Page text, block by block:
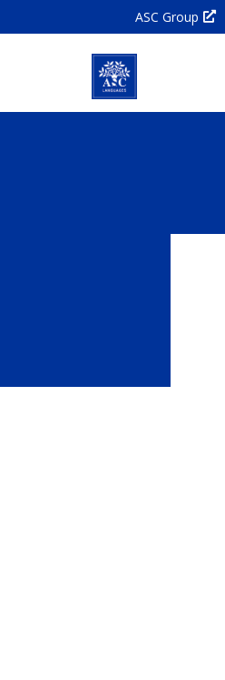
ASC Group